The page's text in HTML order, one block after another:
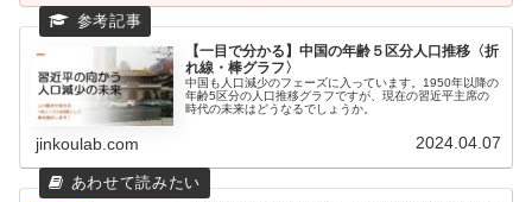
【一目で分かる】中国の年齢５区分人口推移〈折
れ線・棒グラフ〉
中国も人口減少のフェーズに入っています。1950年以降の
年齢5区分の人口推移グラフですが、現在の習近平主席の
時代の未来はどうなるでしょうか。
jinkoulab.com 2024.04.07